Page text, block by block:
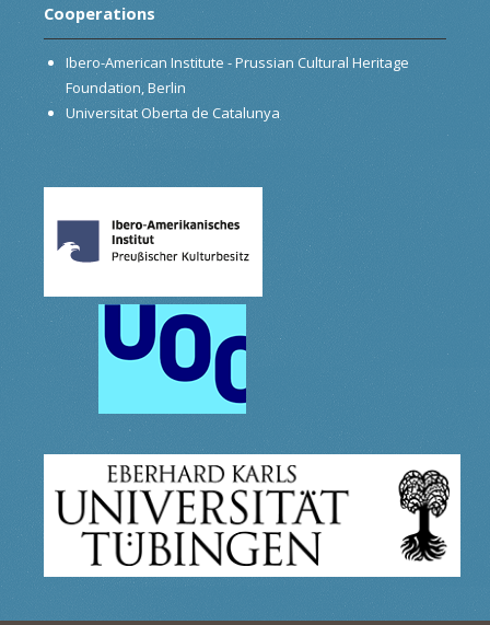
Cooperations
Ibero-American Institute - Prussian Cultural Heritage
Foundation, Berlin
Universitat Oberta de Catalunya